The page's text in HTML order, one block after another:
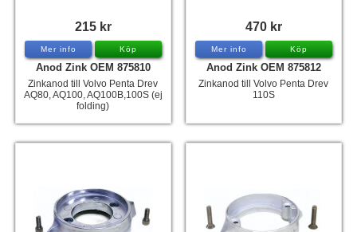
215 kr
Mer info Köp
Anod Zink OEM 875810
Zinkanod till Volvo Penta Drev
AQ80, AQ100, AQ100B,100S (ej
folding)
470 kr
Mer info Köp
Anod Zink OEM 875812
Zinkanod till Volvo Penta Drev
110S